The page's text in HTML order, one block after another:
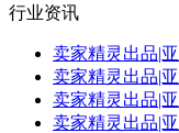
行业资讯
卖家精灵出品|
卖家精灵出品|
卖家精灵出品|
卖家精灵出品|